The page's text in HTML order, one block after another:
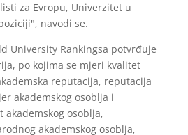
za Evropu, Univerzitet u
navodi se.
University Rankingsa potvrđuje
po kojima se mjeri kvalitet
reputacija, reputacija
akademskog osoblja i
osoblja,
akademskog osoblja,